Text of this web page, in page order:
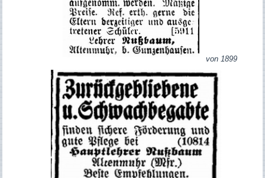
von 1899